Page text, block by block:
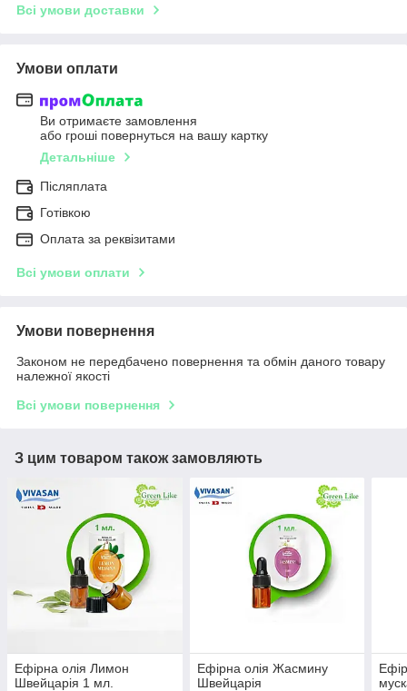
Всі умови доставки
Умови оплати
Ви отримаєте замовлення
або гроші повернуться на вашу картку
Детальніше
Післяплата
Готівкою
Оплата за реквізитами
Всі умови оплати
Умови повернення
Законом не передбачено повернення та обмін даного товару
належної якості
Всі умови повернення
З цим товаром також замовляють
Ефірна олія Лимон
Швейцарія 1 мл.
Ефірна олія Жасмину
Швейцарія